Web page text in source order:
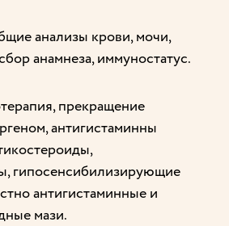
анализы крови, мочи,
анамнеза, иммуностатус.
прекращение
антигистаминны
гипосенсибилизирующие
антигистаминные и
мази.